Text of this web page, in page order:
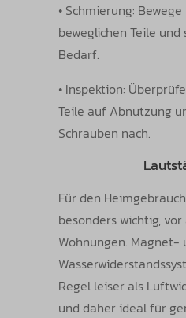
• Schmierung:
beweglichen Teile
Bedarf.
• Inspektion:
Teile auf Abnutzung
Schrauben nach.
Für den
besonders wichtig,
Wohnungen. Magnet-
Regel leiser als
und daher ideal für